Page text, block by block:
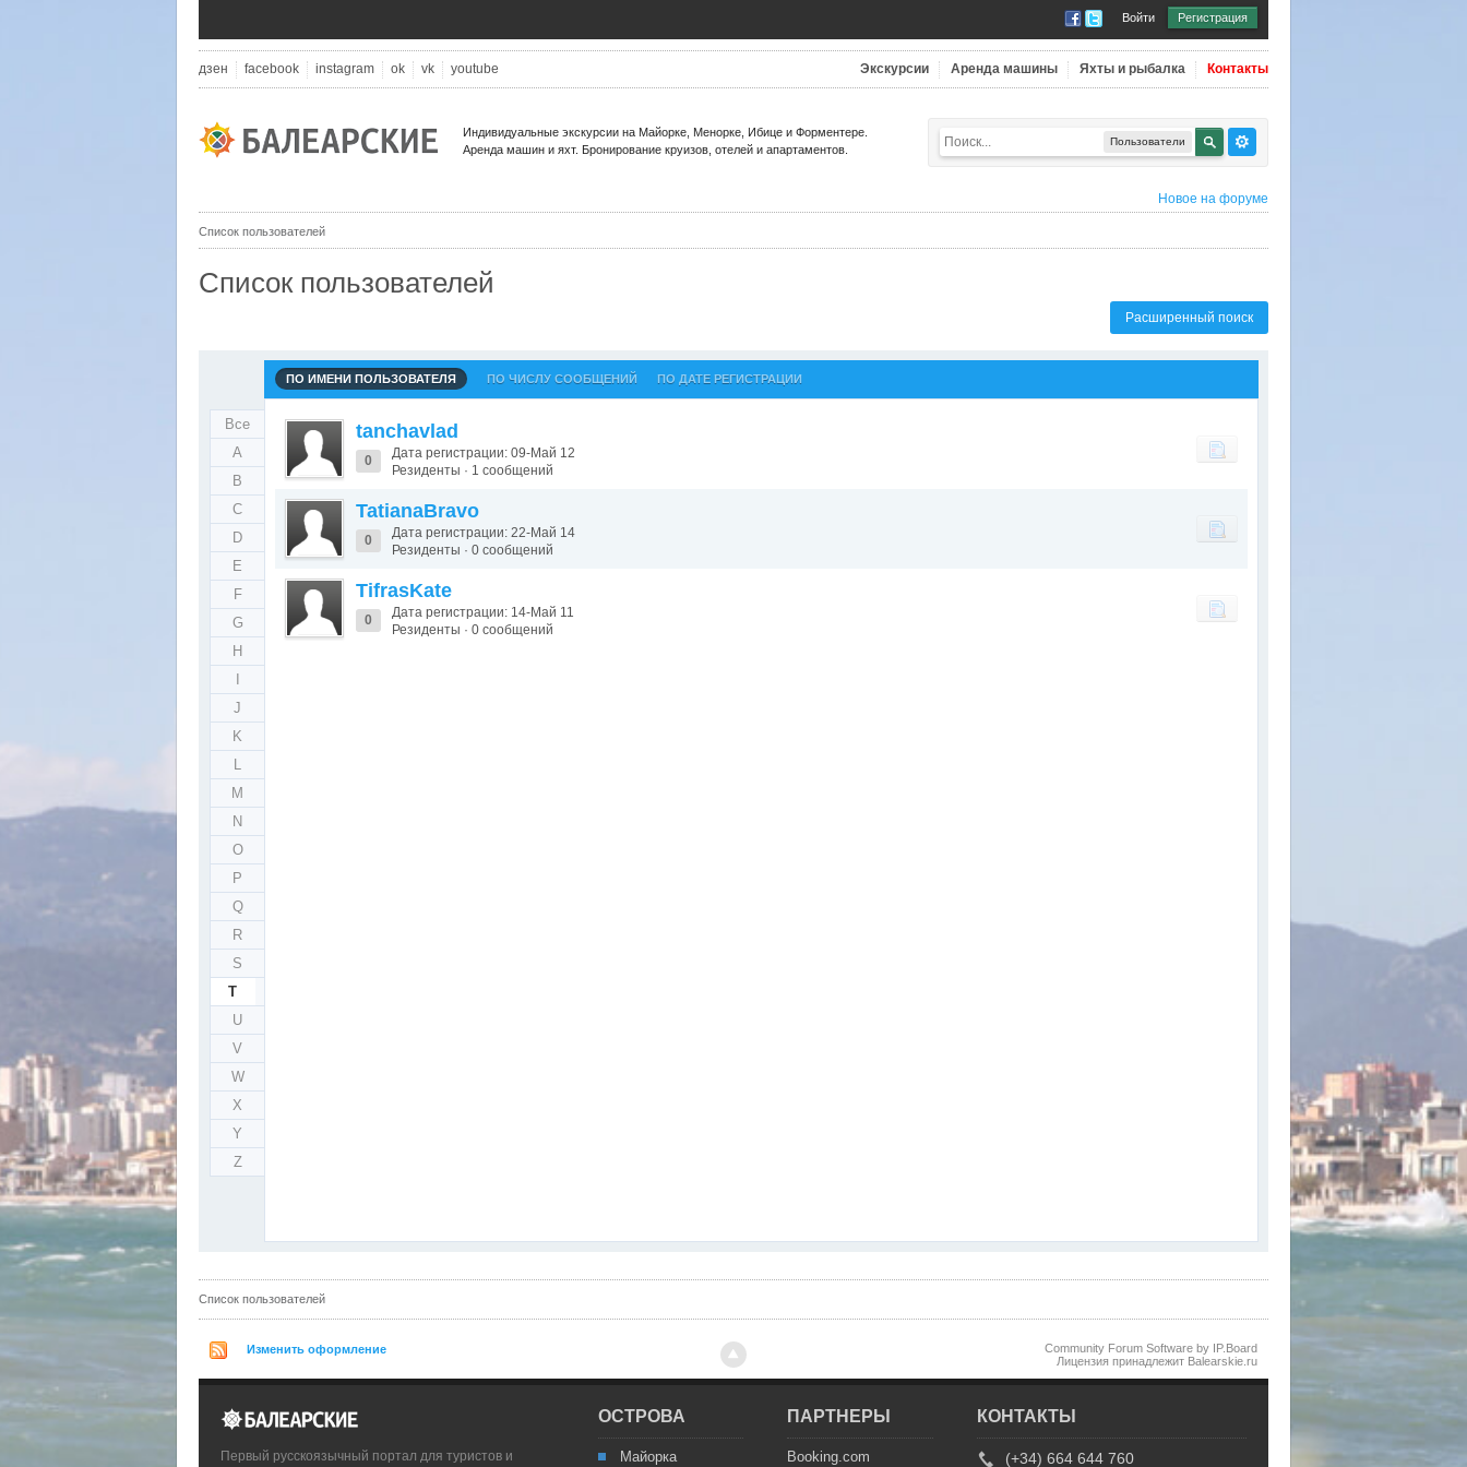
Войти Регистрация
дзен facebook instagram ok vk youtube Экскурсии Аренда машины Яхты и рыбалка Контакты
Индивидуальные экскурсии на Майорке, Менорке, Ибице и Форментере.
Аренда машин и яхт. Бронирование круизов, отелей и апартаментов.
Пользователи
Новое на форуме
Список пользователей
Список пользователей
Расширенный поиск
Все
A
B
C
D
E
F
G
H
J
K
L
M
N
O
P
Q
R
S
T
U
V
W
X
Y
Z
ПО ИМЕНИ ПОЛЬЗОВАТЕЛЯ ПО ЧИСЛУ СООБЩЕНИЙ ПО ДАТЕ РЕГИСТРАЦИИ
tanchavlad
0
Дата регистрации: 09-Май 12
Резиденты · 1 сообщений
TatianaBravo
0
Дата регистрации: 22-Май 14
Резиденты · 0 сообщений
TifrasKate
0
Дата регистрации: 14-Май 11
Резиденты · 0 сообщений
Список пользователей
Изменить оформление
Community Forum Software by IP.Board
Лицензия принадлежит Balearskie.ru
Первый русскоязычный портал для туристов и
ОСТРОВА
Майорка
ПАРТНЕРЫ
Booking.com
КОНТАКТЫ
(+34) 664 644 760